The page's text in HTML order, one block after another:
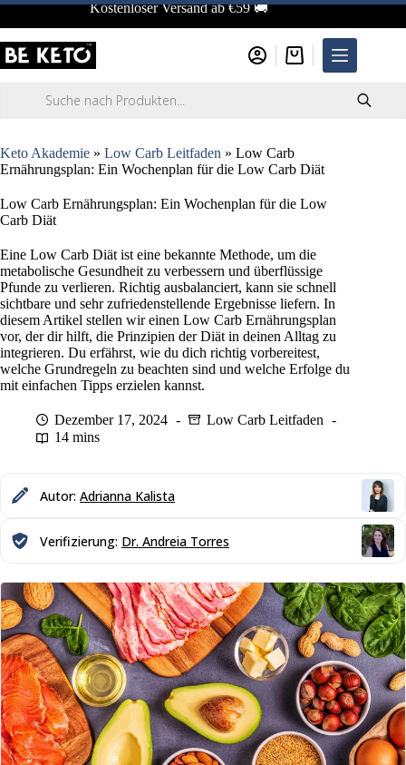
Zum
springen
Kostenloser Versand ab €59 🚚
Warenkorb
Keto Akademie » Low Carb Leitfaden » Low Carb
Ernährungsplan: Ein Wochenplan für die Low Carb Diät
Low Carb Ernährungsplan: Ein Wochenplan für die Low
Carb Diät
Eine Low Carb Diät ist eine bekannte Methode, um die
metabolische Gesundheit zu verbessern und überflüssige
Pfunde zu verlieren. Richtig ausbalanciert, kann sie schnell
sichtbare und sehr zufriedenstellende Ergebnisse liefern. In
diesem Artikel stellen wir einen Low Carb Ernährungsplan
vor, der dir hilft, die Prinzipien der Diät in deinen Alltag zu
integrieren. Du erfährst, wie du dich richtig vorbereitest,
welche Grundregeln zu beachten sind und welche Erfolge du
mit einfachen Tipps erzielen kannst.
Dezember 17, 2024
Low Carb Leitfaden
14 mins
Autor: Adrianna Kalista
Verifizierung: Dr. Andreia Torres